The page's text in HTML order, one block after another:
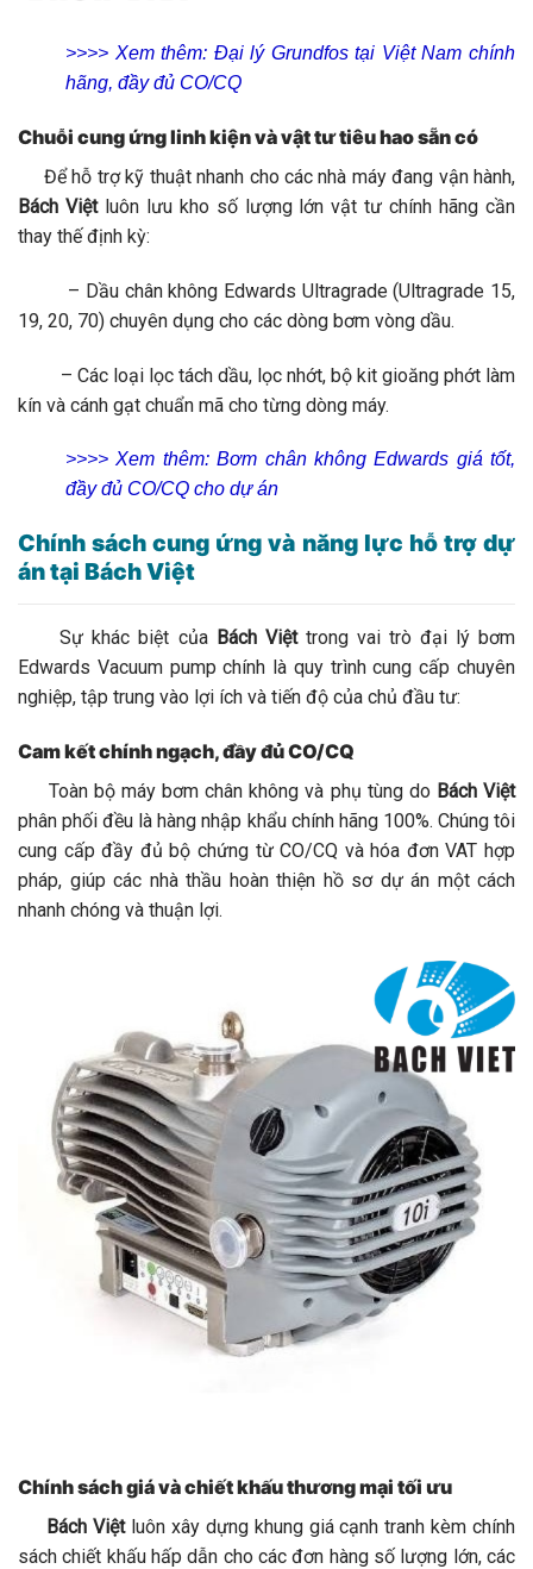
>>>> Xem thêm: Đại lý Grundfos tại Việt Nam chính
hãng, đầy đủ CO/CQ
Chuỗi cung ứng linh kiện và vật tư tiêu hao sẵn có
Để hỗ trợ kỹ thuật nhanh cho các nhà máy đang vận hành,
Bách Việtluôn lưu kho số lượng lớn vật tư chính hãng cần
thay thế định kỳ:
– Dầu chân không Edwards Ultragrade (Ultragrade 15,
19, 20, 70) chuyên dụng cho các dòng bơm vòng dầu.
– Các loại lọc tách dầu, lọc nhớt, bộ kit gioăng phớt làm
kín và cánh gạt chuẩn mã cho từng dòng máy.
>>>> Xem thêm: Bơm chân không Edwards giá tốt,
đầy đủ CO/CQ cho dự án
Chính sách cung ứng và năng lực hỗ trợ dự
án tại Bách Việt
Sự khác biệt của Bách Việttrong vai trò đại lý bơm
Edwards Vacuum pump chính là quy trình cung cấp chuyên
nghiệp, tập trung vào lợi ích và tiến độ của chủ đầu tư:
Cam kết chính ngạch, đầy đủ CO/CQ
Toàn bộ máy bơm chân không và phụ tùng do Bách Việt
phân phối đều là hàng nhập khẩu chính hãng 100%. Chúng tôi
cung cấp đầy đủ bộ chứng từ CO/CQ và hóa đơn VAT hợp
pháp, giúp các nhà thầu hoàn thiện hồ sơ dự án một cách
nhanh chóng và thuận lợi.
Chính sách giá và chiết khấu thương mại tối ưu
Bách Việtluôn xây dựng khung giá cạnh tranh kèm chính
sách chiết khấu hấp dẫn cho các đơn hàng số lượng lớn, các